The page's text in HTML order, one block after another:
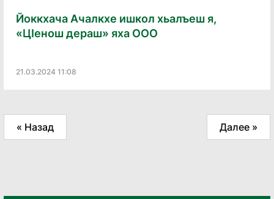
Йоккхача Ачалкхе ишкол хьалъеш я,
«ЦӀенош дераш» яха ООО
21.03.2024 11:08
« Назад Далее »